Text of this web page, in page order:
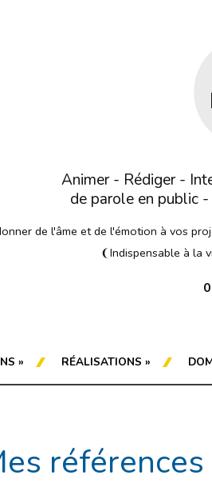
Animer - Rédiger -
de parole en public
de l'âme et de l'émotion à vos
❨Indispensable à la
» RÉALISATIONS »